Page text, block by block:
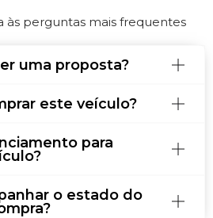
às perguntas mais frequentes
uma proposta?
este veículo?
para
o estado do